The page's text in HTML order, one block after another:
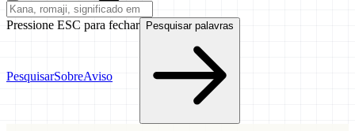
PesquisarSobreAviso
Pressione ESC para fechar Pesquisar palavras